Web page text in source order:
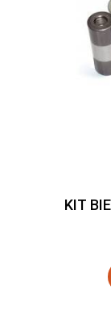
KIT